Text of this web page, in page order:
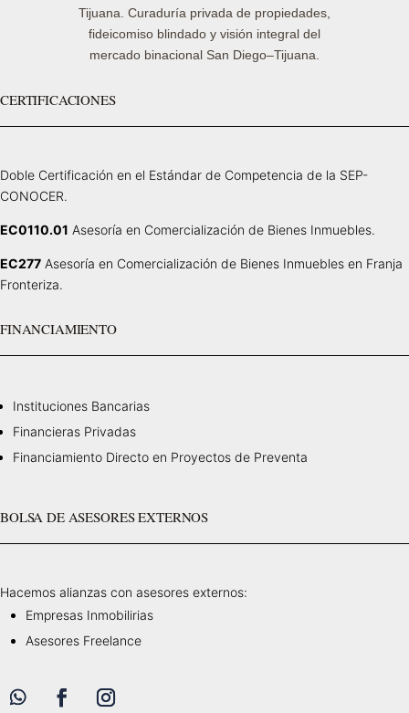
Tijuana. Curaduría privada de propiedades,
fideicomiso blindado y visión integral del
mercado binacional San Diego–Tijuana.
CERTIFICACIONES
Doble Certificación en el Estándar de Competencia de la SEP-
CONOCER.
EC0110.01 Asesoría en Comercialización de Bienes Inmuebles.
EC277 Asesoría en Comercialización de Bienes Inmuebles en Franja
Fronteriza.
FINANCIAMIENTO
Instituciones Bancarias
Financieras Privadas
Financiamiento Directo en Proyectos de Preventa
BOLSA DE ASESORES EXTERNOS
Hacemos alianzas con asesores externos:
Empresas Inmobilirias
Asesores Freelance